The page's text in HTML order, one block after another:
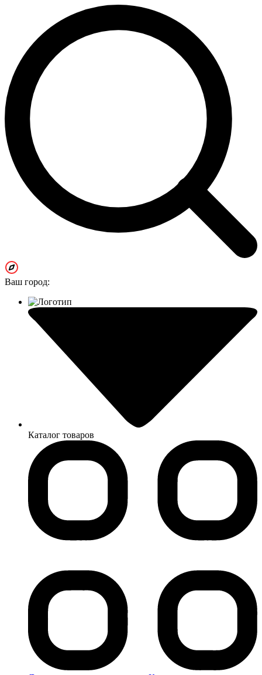
Ваш город:
Каталог товаров